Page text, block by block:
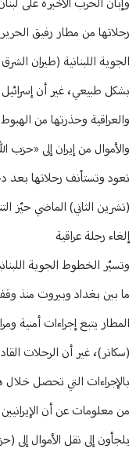
وإبان الحرب الأخيرة على
رحلاتها من مطار رفيق
الجوية اللبنانية (طيران
بشكل طبيعي، غير أن إسرائيل
والعراقية وحذرتها من
والأموال من إيران إلى «حزب
(تشرين الثاني) الماضي حيّز
إلغاء رحلة عراقية
ما بين بغداد وبيروت منذ
المطار يتبع إجراءات أمنية
(سكانر)، غير أن الرحلات
بالإجراءات التي تحصل
من معلومات عن أن
يلجأون إلى نقل الأموال